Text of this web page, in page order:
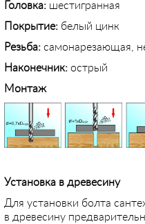
Головка: шестигранная
Покрытие: белый цинк
Резьба: самонарезающая,
Наконечник: острый
Монтаж
Установка в древесину
Для установки болта
в древесину